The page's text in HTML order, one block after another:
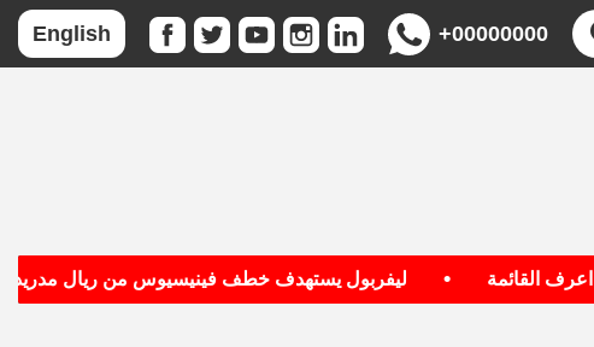
+00000000
English
• ليفربول يستهدف خطف فينيسيوس من ريال مدريد •